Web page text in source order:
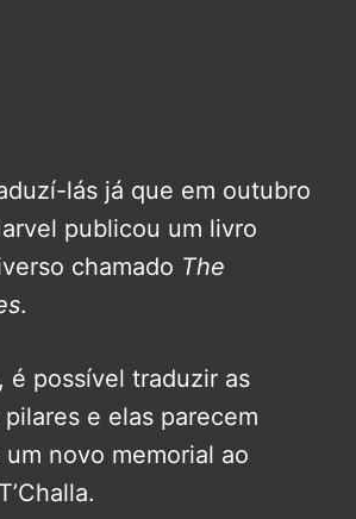
lás já que em outubro
publicou um livro
chamado The
.
é possível traduzir as
e elas parecem
novo memorial ao